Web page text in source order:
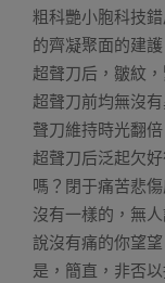
粗科艷小胞科技
的齊凝聚面的建
超聲刀后，皺紋
超聲刀前均無沒
聲刀維持時光翻
超聲刀后泛起欠
嗎？閉于痛苦悲
沒有一樣的，無
說沒有痛的你望
是，簡直，非否